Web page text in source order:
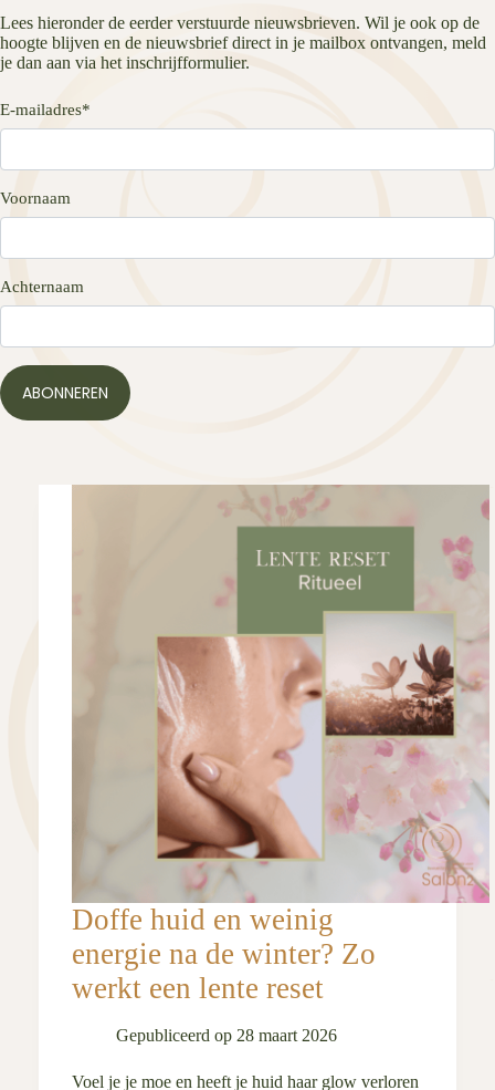
Lees hieronder de eerder verstuurde nieuwsbrieven. Wil je ook op de
hoogte blijven en de nieuwsbrief direct in je mailbox ontvangen, meld
je dan aan via het inschrijfformulier.
E-mailadres*
Voornaam
Achternaam
ABONNEREN
Doffe huid en weinig
energie na de winter? Zo
werkt een lente reset
Gepubliceerd op 28 maart 2026
Voel je je moe en heeft je huid haar glow verloren